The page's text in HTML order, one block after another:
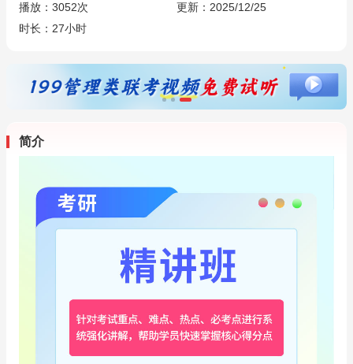
播放： 3052次
更新：2025/12/25
时长：27小时
简介